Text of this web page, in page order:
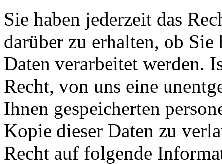
Sie haben jederzeit das
darüber zu erhalten, ob Sie
Daten verarbeitet werden.
Recht, von uns eine
Ihnen gespeicherten
Kopie dieser Daten zu
Recht auf folgende